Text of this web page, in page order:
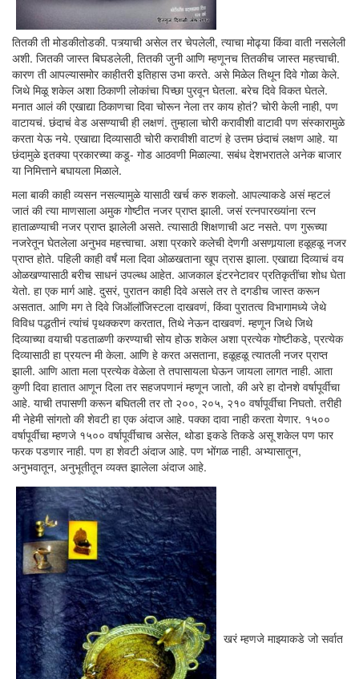
तितकी ती मोडकीतोडकी. पत्र्याची असेल तर चेपलेली, त्याचा मोढ्या किंवा वाती नसलेली
अशी. जितकी जास्त बिघडलेली, तितकी जुनी आणि म्हणूनच तितकीच जास्त महत्त्वाची.
कारण ती आपल्यासमोर काहीतरी इतिहास उभा करते. असे मिळेल तिथून दिवे गोळा केले.
जिथे मिळू शकेल अशा ठिकाणी लोकांचा पिच्छा पुरवून घेतला. बरेच दिवे विकत घेतले.
मनात आलं की एखाद्या ठिकाणचा दिवा चोरून नेला तर काय होतं? चोरी केली नाही, पण
वाटायचं. छंदाचं वेड असण्याची ही लक्षणं. तुम्हाला चोरी करावीशी वाटावी पण संस्कारामुळे
करता येऊ नये. एखाद्या दिव्यासाठी चोरी करावीशी वाटणं हे उत्तम छंदाचं लक्षण आहे. या
छंदामुळे इतक्या प्रकारच्या कडू- गोड आठवणी मिळाल्या. सबंध देशभरातले अनेक बाजार
या निमित्ताने बघायला मिळाले.
मला बाकी काही व्यसन नसल्यामुळे यासाठी खर्च करु शकलो. आपल्याकडे असं म्हटलं
जातं की त्या माणसाला अमुक गोष्टीत नजर प्राप्त झाली. जसं रत्नपारख्यांना रत्न
हाताळण्याची नजर प्राप्त झालेली असते. त्यासाठी शिक्षणाची अट नसते. पण गुरूच्या
नजरेतून घेतलेला अनुभव महत्त्वाचा. अशा प्रकारे कलेची देणगी असणार्‍याला हळूहळू नजर
प्राप्त होते. पहिली काही वर्षं मला दिवा ओळखताना खूप त्रास झाला. एखाद्या दिव्याचं वय
ओळखण्यासाठी बरीच साधनं उपल्ब्ध आहेत. आजकाल इंटरनेटावर प्रतिकृतींचा शोध घेता
येतो. हा एक मार्ग आहे. दुसरं, पुरातन काही दिवे असले तर ते दगडीच जास्त करून
असतात. आणि मग ते दिवे जिऑलॉजिस्टला दाखवणं, किंवा पुरातत्व विभागामध्ये जेथे
विविध पद्धतीनं त्यांचं पृथक्करण करतात, तिथे नेऊन दाखवणं. म्हणून जिथे जिथे
दिव्याच्या वयाची पडताळणी करण्याची सोय होऊ शकेल अशा प्रत्येक गोष्टीकडे, प्रत्येक
दिव्यासाठी हा प्रयत्न मी केला. आणि हे करत असताना, हळूहळू त्यातली नजर प्राप्त
झाली. आणि आता मला प्रत्येक वेळेला ते तपासायला घेऊन जायला लागत नाही. आता
कुणी दिवा हातात आणून दिला तर सहजपणानं म्हणून जातो, की अरे हा दोनशे वर्षापूर्वीचा
आहे. याची तपासणी करून बघितली तर तो २००, २०५, २१० वर्षापूर्वीचा निघतो. तरीही
मी नेहेमी सांगतो की शेवटी हा एक अंदाज आहे. पक्का दावा नाही करता येणार. १५००
वर्षापूर्वीचा म्हणजे १५०० वर्षापूर्वीचाच असेल, थोडा इकडे तिकडे असू शकेल पण फार
फरक पडणार नाही. पण हा शेवटी अंदाज आहे. पण भोंगळ नाही. अभ्यासातून,
अनुभवातून, अनुभूतीतून व्यक्त झालेला अंदाज आहे.
खरं म्हणजे माझ्याकडे जो सर्वात